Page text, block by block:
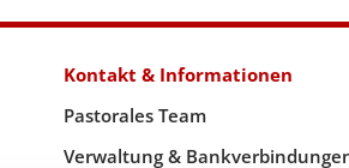
Kontakt & Informationen
Pastorales Team
Verwaltung &